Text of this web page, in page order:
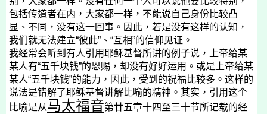
包括传道者在内，大家都一样，不能说自己身份比较凸
显、不同，没有这一回事。因此，若是没有这样的认知，
我们就无法建立“彼此”、“互相”的信仰见证。
我经常会听到有人引用耶稣基督所讲的例子说，上帝给某
某人有“五千块钱”的恩赐，却没有好好运用。或是上帝给某
某人“五千块钱”的能力，因此，受到的祝福比较多。这样的
说法是错解了耶稣基督讲解比喻的精神。其实，引用这个
比喻是从马太福音第廿五章十四至三十节所记载的经